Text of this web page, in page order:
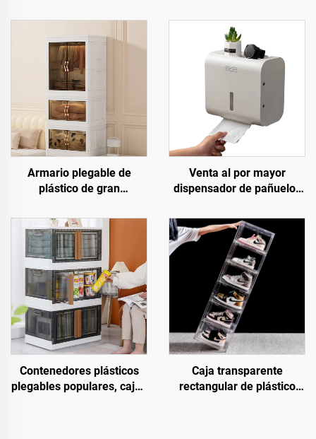
Armario plegable de
plástico de gran
rectangular, caja
contenedora para ropa y
bocadillos, solución de
almacenamiento de alta
capacidad
Venta al por mayor
dispensador de pañuelos
almacenamiento
instalación sin
perforaciones soporte de
papel para baño
Contenedores plásticos
plegables populares, cajas
Caja transparente
rectangular de plástico